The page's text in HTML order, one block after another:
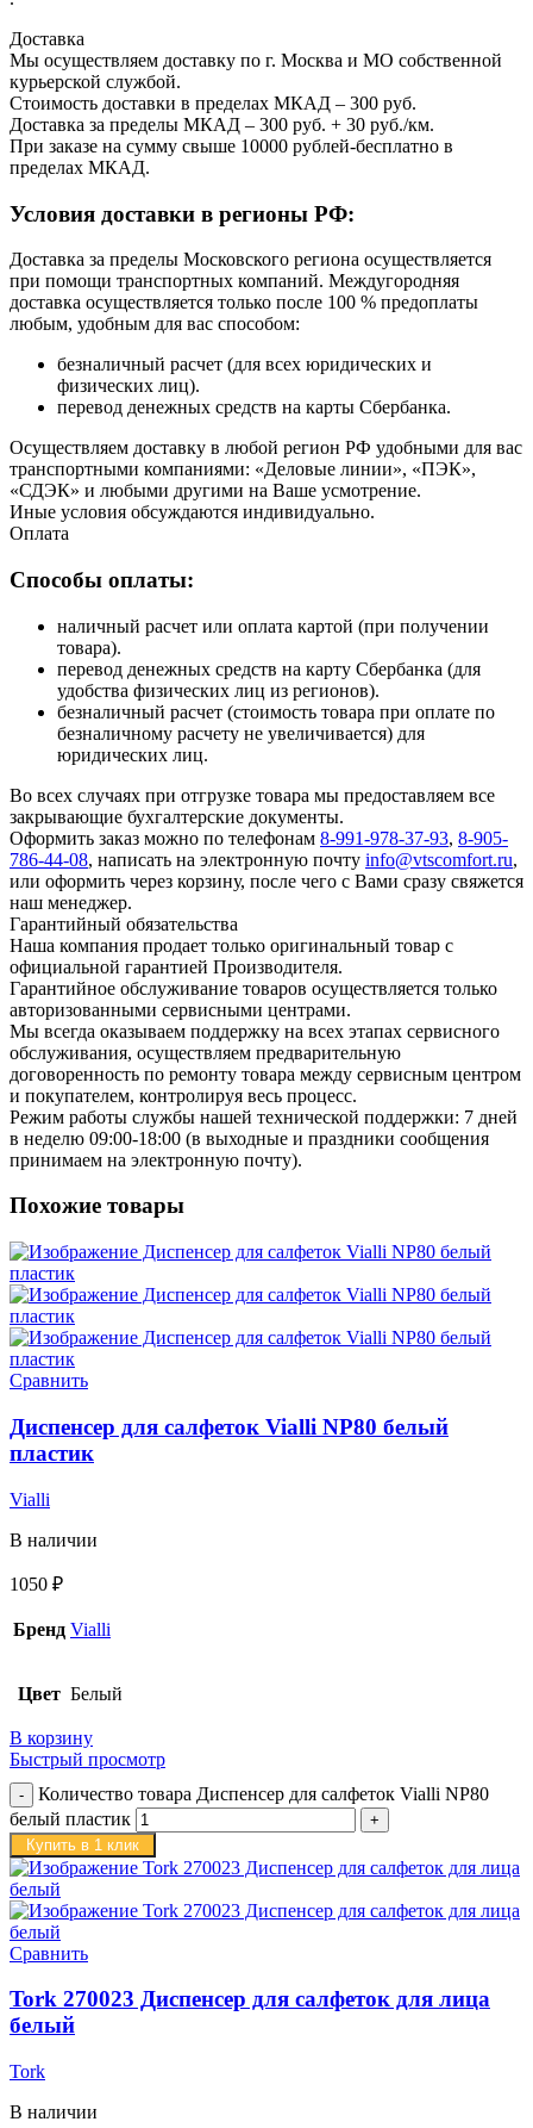
Доставка
Мы осуществляем доставку по г. Москва и МО собственной
курьерской службой.
Стоимость доставки в пределах МКАД – 300 руб.
Доставка за пределы МКАД – 300 руб. + 30 руб./км.
При заказе на сумму свыше 10000 рублей-бесплатно в
пределах МКАД.
Условия доставки в регионы РФ:
Доставка за пределы Московского региона осуществляется
при помощи транспортных компаний. Междугородняя
доставка осуществляется только после 100 % предоплаты
любым, удобным для вас способом:
безналичный расчет (для всех юридических и
физических лиц).
перевод денежных средств на карты Сбербанка.
Осуществляем доставку в любой регион РФ удобными для вас
транспортными компаниями: «Деловые линии», «ПЭК»,
«СДЭК» и любыми другими на Ваше усмотрение.
Иные условия обсуждаются индивидуально.
Оплата
Способы оплаты:
наличный расчет или оплата картой (при получении
товара).
перевод денежных средств на карту Сбербанка (для
удобства физических лиц из регионов).
безналичный расчет (стоимость товара при оплате по
безналичному расчету не увеличивается) для
юридических лиц.
Во всех случаях при отгрузке товара мы предоставляем все
закрывающие бухгалтерские документы.
Оформить заказ можно по телефонам 8-991-978-37-93, 8-905-
786-44-08, написать на электронную почту info@vtscomfort.ru,
или оформить через корзину, после чего с Вами сразу свяжется
наш менеджер.
Гарантийный обязательства
Наша компания продает только оригинальный товар с
официальной гарантией Производителя.
Гарантийное обслуживание товаров осуществляется только
авторизованными сервисными центрами.
Мы всегда оказываем поддержку на всех этапах сервисного
обслуживания, осуществляем предварительную
договоренность по ремонту товара между сервисным центром
и покупателем, контролируя весь процесс.
Режим работы службы нашей технической поддержки: 7 дней
в неделю 09:00-18:00 (в выходные и праздники сообщения
принимаем на электронную почту).
Похожие товары
Сравнить
Диспенсер для салфеток Vialli NP80 белый
пластик
Vialli
В наличии
1050 ₽
Бренд Vialli
Цвет Белый
В корзину
Быстрый просмотр
Количество товара Диспенсер для салфеток Vialli NP80
белый пластик
Купить в 1 клик
Сравнить
Tork 270023 Диспенсер для салфеток для лица
белый
Tork
В наличии